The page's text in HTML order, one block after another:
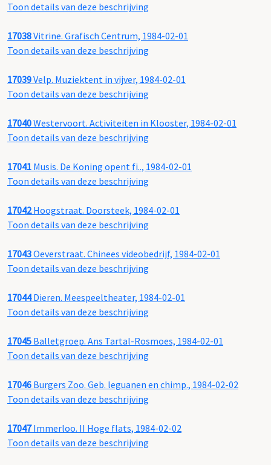
Toon details van deze beschrijving
17038Vitrine. Grafisch Centrum, 1984-02-01
Toon details van deze beschrijving
17039Velp. Muziektent in vijver, 1984-02-01
Toon details van deze beschrijving
17040Westervoort. Activiteiten in Klooster, 1984-02-01
Toon details van deze beschrijving
17041 Musis. De Koning opent fi.., 1984-02-01
Toon details van deze beschrijving
17042Hoogstraat. Doorsteek, 1984-02-01
Toon details van deze beschrijving
17043Oeverstraat. Chinees videobedrijf, 1984-02-01
Toon details van deze beschrijving
17044Dieren. Meespeeltheater, 1984-02-01
Toon details van deze beschrijving
17045 Balletgroep. Ans Tartal-Rosmoes, 1984-02-01
Toon details van deze beschrijving
17046 Burgers Zoo. Geb. leguanen en chimp., 1984-02-02
Toon details van deze beschrijving
17047Immerloo. II Hoge flats, 1984-02-02
Toon details van deze beschrijving